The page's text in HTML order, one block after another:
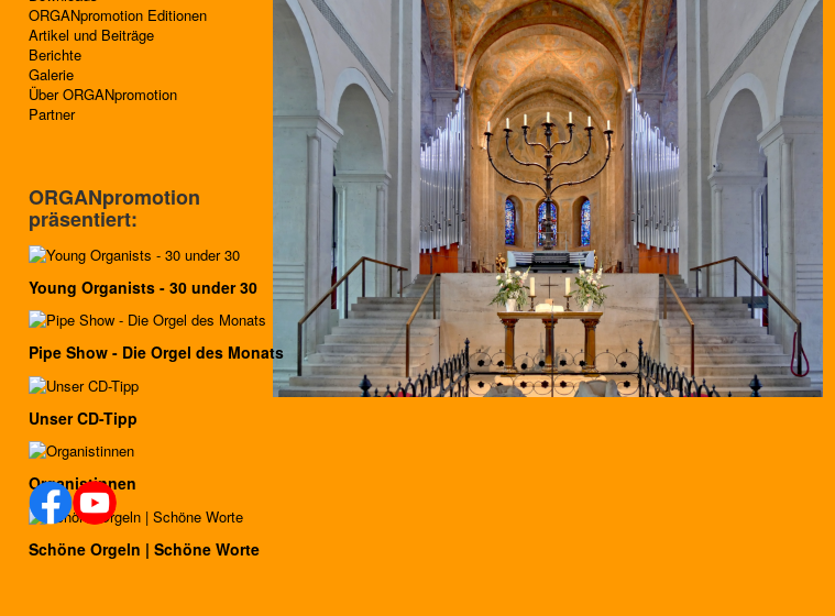
ORGANpromotion Editionen
Artikel und Beiträge
Berichte
Galerie
Über ORGANpromotion
Partner
ORGANpromotion
präsentiert:
Young Organists - 30 under 30
Pipe Show - Die Orgel des Monats
Unser CD-Tipp
Organistinnen
Schöne Orgeln | Schöne Worte